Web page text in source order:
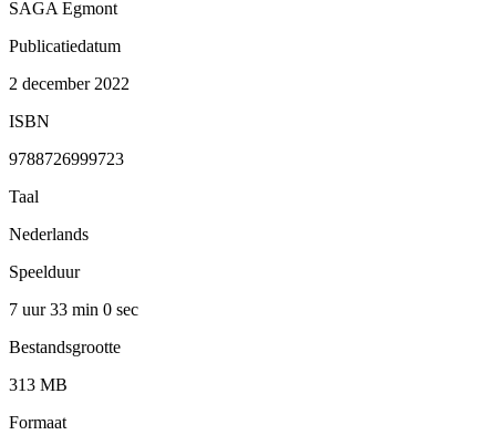
SAGA Egmont
Publicatiedatum
2 december 2022
ISBN
9788726999723
Taal
Nederlands
Speelduur
7 uur 33 min 0 sec
Bestandsgrootte
313 MB
Formaat